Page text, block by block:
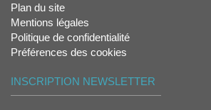
Plan du site
Mentions légales
Politique de confidentialité
Préférences des cookies
INSCRIPTION NEWSLETTER